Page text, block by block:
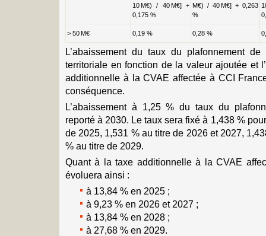
10 M€) / 40 M€] +
0,175 %
M€) / 40 M€] + 0,263
%
> 50 M€ 0,19 % 0,28 %
L’abaissement du taux du plafonnement
territoriale en fonction de la valeur ajoutée et
additionnelle à la CVAE affectée à CCI
conséquence.
L’abaissement à 1,25 % du taux du
reporté à 2030. Le taux sera fixé à 1,438 %
de 2025, 1,531 % au titre de 2026 et 2027,
% au titre de 2029.
Quant à la taxe additionnelle à la CVAE
évoluera ainsi :
à 13,84 % en 2025 ;
à 9,23 % en 2026 et 2027 ;
à 13,84 % en 2028 ;
à 27,68 % en 2029.